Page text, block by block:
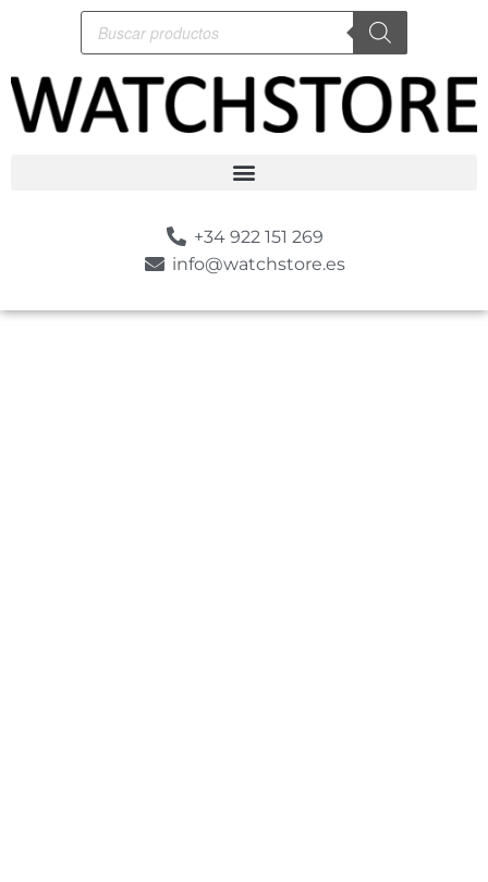
+34 922 151 269
info@watchstore.es